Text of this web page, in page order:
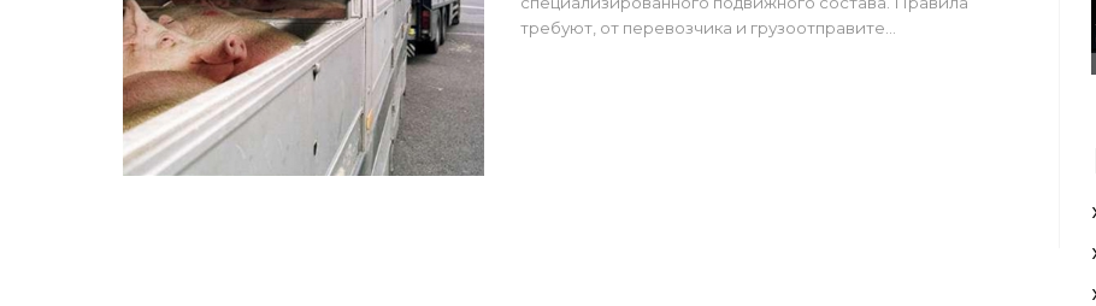
требуют, от перевозчика и грузоотправите…